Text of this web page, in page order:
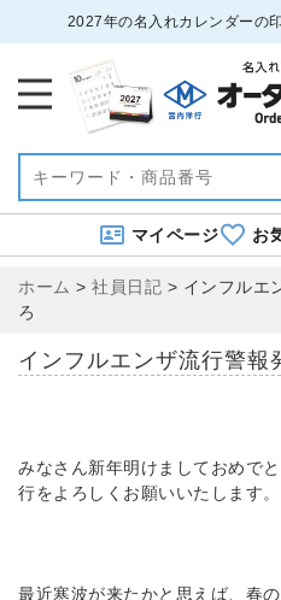
2027年の名入れカレンダーの
マイページ お
ホーム > 社員日記 > インフルエ
ろ
インフルエンザ流行警
みなさん新年明けましておめで
行をよろしくお願いいたします。
最近寒波が来たかと思えば、春